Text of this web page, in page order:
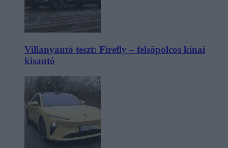
Villanyautó teszt: Firefly – felsőpolcos kínai
kisautó